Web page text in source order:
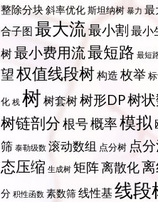
整除分块 斜率优化 斯坦纳树 暴力 最
合子图 最大流最小割 最小
树最小费用流最短路 最短
望权值线段树构造 枚举
化 栈 树 树套树树形DP树
树链剖分根号概率模拟
筛 泰勒级数 滚动数组 点分树 点
态压缩 生成树 矩阵离散化
分 积性函数 素数筛 线性基 线段